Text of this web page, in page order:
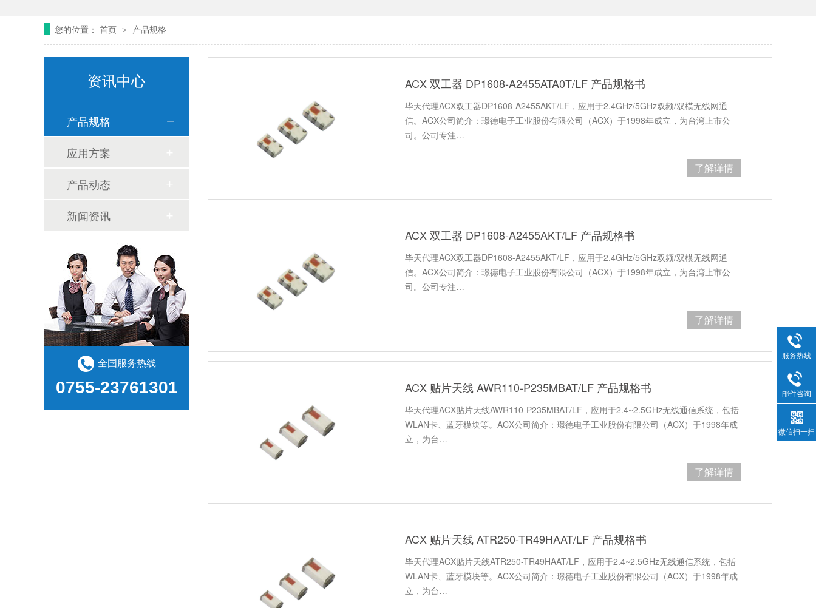
您的位置： 首页 > 产品规格
ACX 双工器 DP1608-A2455ATA0T/LF 产品规格书
毕天代理ACX双工器DP1608-A2455AKT/LF，应用于2.4GHz/5GHz双频/双模无线网通
信。ACX公司简介：璟德电子工业股份有限公司（ACX）于1998年成立，为台湾上市公
司。公司专注…
了解详情
ACX 双工器 DP1608-A2455AKT/LF 产品规格书
毕天代理ACX双工器DP1608-A2455AKT/LF，应用于2.4GHz/5GHz双频/双模无线网通
信。ACX公司简介：璟德电子工业股份有限公司（ACX）于1998年成立，为台湾上市公
司。公司专注…
了解详情
ACX 贴片天线 AWR110-P235MBAT/LF 产品规格书
毕天代理ACX贴片天线AWR110-P235MBAT/LF，应用于2.4~2.5GHz无线通信系统，包括
WLAN卡、蓝牙模块等。ACX公司简介：璟德电子工业股份有限公司（ACX）于1998年成
立，为台…
了解详情
ACX 贴片天线 ATR250-TR49HAAT/LF 产品规格书
毕天代理ACX贴片天线ATR250-TR49HAAT/LF，应用于2.4~2.5GHz无线通信系统，包括
WLAN卡、蓝牙模块等。ACX公司简介：璟德电子工业股份有限公司（ACX）于1998年成
立，为台…
资讯中心
产品规格
应用方案
产品动态
新闻资讯
全国服务热线
0755-23761301
服务热线
邮件咨询
微信扫一扫